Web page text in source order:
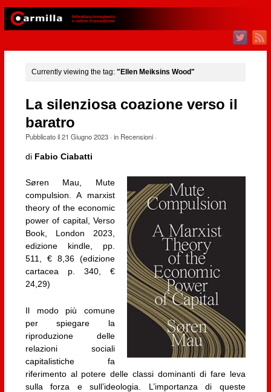
Currently viewing the tag: "Ellen Meiksins Wood"
La silenziosa coazione verso il
baratro
Pubblicato il21 Giugno 2023· in Recensioni·
diFabio Ciabatti
Søren Mau, Mute
compulsion. A marxist
theory of the economic
power of capital, Verso
Book, London 2023,
edizione kindle, pp.
511, € 8,36 (edizione
cartacea p. 340, €
24,29)
Il modo più comune
per spiegare la
riproduzione delle
relazioni sociali
capitalistiche fa
riferimento al potere delle classi dominanti di fare leva
sulla forza e sull’ideologia. L’importanza di queste